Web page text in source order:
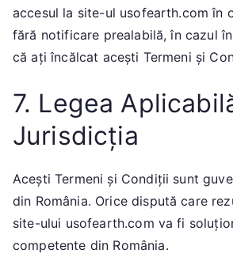
accesul la site-ul usofearth.com în
fără notificare prealabilă, în cazul
că ați încălcat acești Termeni și
7. Legea
Jurisdicția
Acești Termeni și Condiții sunt
din România. Orice dispută care
site-ului usofearth.com va fi
competente din România.